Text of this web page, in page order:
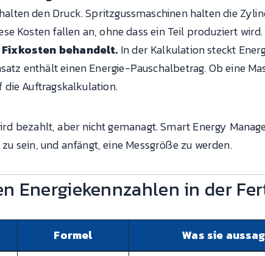
den Druck. Spritzgussmaschinen halten die
Kosten fallen an, ohne dass ein Teil produziert wird.
behandelt. In der Kalkulation steckt
enthält einen Energie-Pauschalbetrag. Ob eine
die Auftragskalkulation.
bezahlt, aber nicht gemanagt. Smart Energy
sein, und anfängt, eine Messgröße zu werden.
Energiekennzahlen in der
Formel Was sie